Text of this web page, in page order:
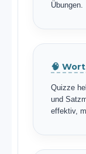
Übungen.
🧠
Quizze
und
effektiv,